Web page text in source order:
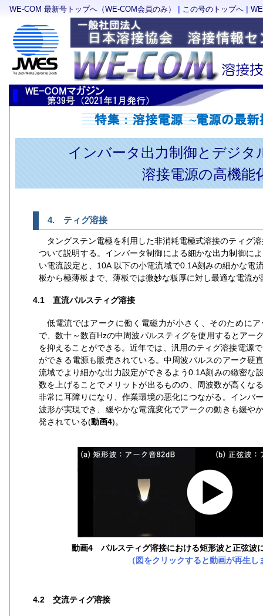
WE-COM 最新号トップへ（WE-COM会員のみ） | この号のトップへ |
インバータ出力制御とデジタ
溶接電源の高機能
4. ティグ溶接
タングステン電極を利用した非消耗電極式溶接のティグ
ついて説明する。インバータ制御による細かな出力制御に
い電流設定と、10A 以下の小電流域で0.1A刻みの細かな電
板から極薄板まで、薄板では微妙な板厚に対し最適な電流
4.1 直流パルスティグ溶接
低電流ではアークに働く電磁力が小さく、そのために
で、数十～数百Hzの中周波パルスティグを使用するとアー
を抑えることができる。近年では、汎用のティグ溶接電源
ができる電源も販売されている。中周波パルスのアーク硬
流域でより細かな出力設定ができるよう0.1A刻みの緻密な
数を上げることでメリットが出るものの、周波数が高くな
非常に耳障りになり、作業環境の悪化につながる。インバ
波形が実現でき、緩やかな電流変化でアークの動きも緩や
発されている(動画4)。
動画4 パルスティグ溶接における矩形波と正弦波
（図をクリックすると動画が再生し
4.2 交流ティグ溶接